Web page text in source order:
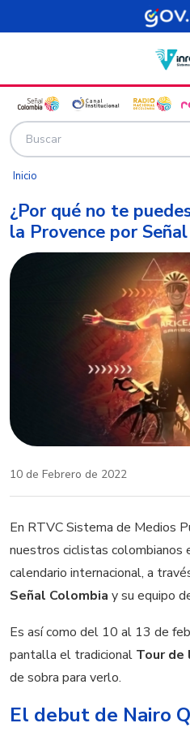
Pasar al contenido principal
Inicio
¿Por qué no te
la Provence por
10 de Febrero de 2022
En RTVC Sistema de Medios
nuestros ciclistas
calendario internacional, a
Señal Colombia y su equipo
Es así como del 10 al 13 de
pantalla el tradicional Tour de
de sobra para verlo.
El debut de Nairo